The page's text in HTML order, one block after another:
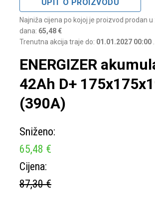
UPIT O PROIZVODU
Najniža cijena po kojoj je proizvod prodan
dana: 65,48 €
Trenutna akcija traje do: 01.01.2027 00:00
ENERGIZER
42Ah D+
(390A)
Sniženo:
65,48 €
Cijena:
87,30 €